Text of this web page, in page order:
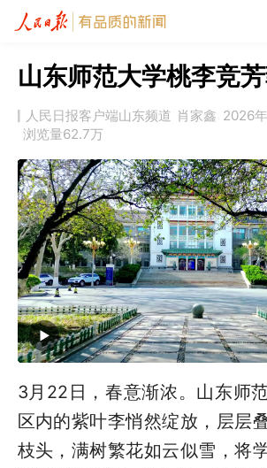
山东师范大学桃李竞
人民日报客户端山东频道 肖家鑫 2026
浏览量62.7万
3月22日，春意渐浓。山东师
区内的紫叶李悄然绽放，层层
枝头，满树繁花如云似雪，将